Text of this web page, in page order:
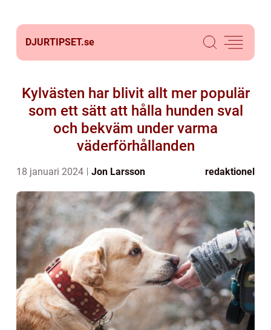
DJURTIPSET.se
Kylvästen har blivit allt mer populär
som ett sätt att hålla hunden sval
och bekväm under varma
väderförhållanden
18 januari 2024 Jon Larsson redaktionel